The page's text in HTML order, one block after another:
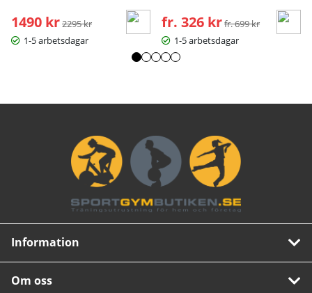
1490 kr Ordinarie pris:
2295 kr
1-5 arbetsdagar
fr. 326 kr Ordinarie pris:
fr. 699 kr
1-5 arbetsdagar
Information
Om oss